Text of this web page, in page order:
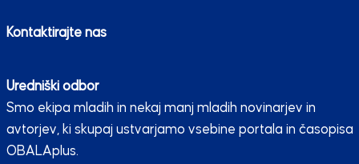
Kontaktirajte nas
Uredniški odbor
Smo ekipa mladih in nekaj manj mladih novinarjev in
avtorjev, ki skupaj ustvarjamo vsebine portala in časopisa
OBALAplus.